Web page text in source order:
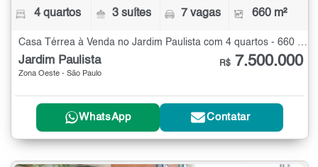
4 quartos 3 suítes 7 vagas 660 m²
Jardim Paulista
Zona Oeste - São Paulo
R$ 7.500.000
WhatsApp Contatar